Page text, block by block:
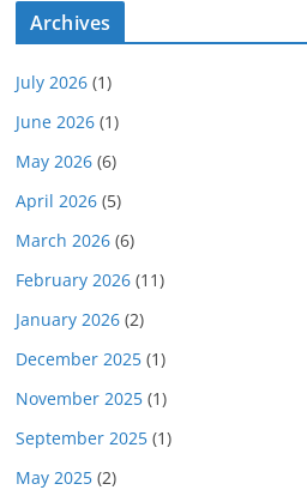
Archives
July 2026 (1)
June 2026 (1)
May 2026 (6)
April 2026 (5)
March 2026 (6)
February 2026 (11)
January 2026 (2)
December 2025 (1)
November 2025 (1)
September 2025 (1)
May 2025 (2)